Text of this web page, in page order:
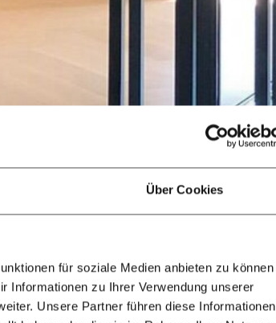
Über Cookies
für soziale Medien anbieten zu können
Informationen zu Ihrer Verwendung unserer
Unsere Partner führen diese Informationen